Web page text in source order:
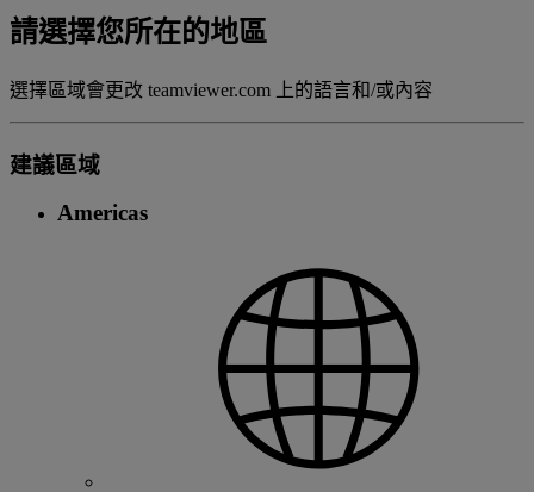
請選擇您所在的地區
選擇區域會更改 teamviewer.com 上的語言和/或內容
建議區域
Americas